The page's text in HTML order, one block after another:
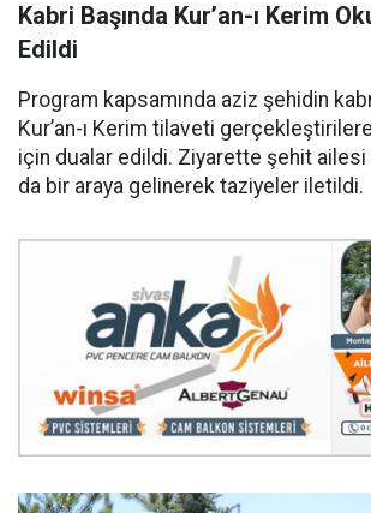
Kabri Başında Kur’an-ı Kerim
Edildi
Program kapsamında aziz şehidin
Kur’an-ı Kerim tilaveti
için dualar edildi. Ziyarette şehit ailesi
da bir araya gelinerek taziyeler iletildi.